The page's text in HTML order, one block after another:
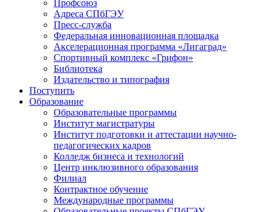
Профсоюз
Адреса СПбГЭУ
Пресс-служба
Федеральная инновационная площадка
Акселерационная программа «Лигаград»­­
Спортивный комплекс «Грифон»
Библиотека
Издательство и типография
Поступить
Образование
Образовательные программы
Институт магистратуры
Институт подготовки и аттестации научно-
педагогических кадров
Колледж бизнеса и технологий
Центр инклюзивного образования
Филиал
Контрактное обучение
Международные программы